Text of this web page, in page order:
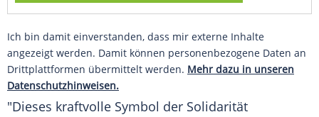
Ich bin damit einverstanden, dass mir externe Inhalte
angezeigt werden. Damit können personenbezogene Daten an
Drittplattformen übermittelt werden. Mehr dazu in unseren
Datenschutzhinweisen.
"Dieses kraftvolle Symbol der Solidarität